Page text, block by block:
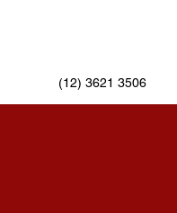
(12) 3621 3506